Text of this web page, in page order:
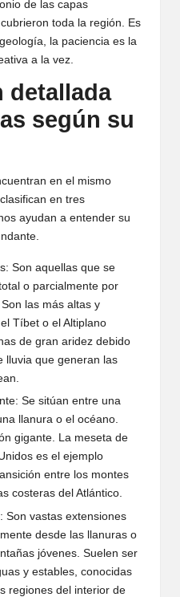
de las capas
toda la región. Es
la paciencia es la
a la vez.
detallada
según su
en el mismo
en tres
ayudan a entender su
Son aquellas que se
o parcialmente por
las más altas y
Tíbet o el Altiplano
de gran aridez debido
lluvia que generan las
Se sitúan entre una
llanura o el océano.
gigante. La meseta de
es el ejemplo
entre los montes
costeras del Atlántico.
Son vastas extensiones
desde las llanuras o
jóvenes. Suelen ser
y estables, conocidas
regiones del interior de